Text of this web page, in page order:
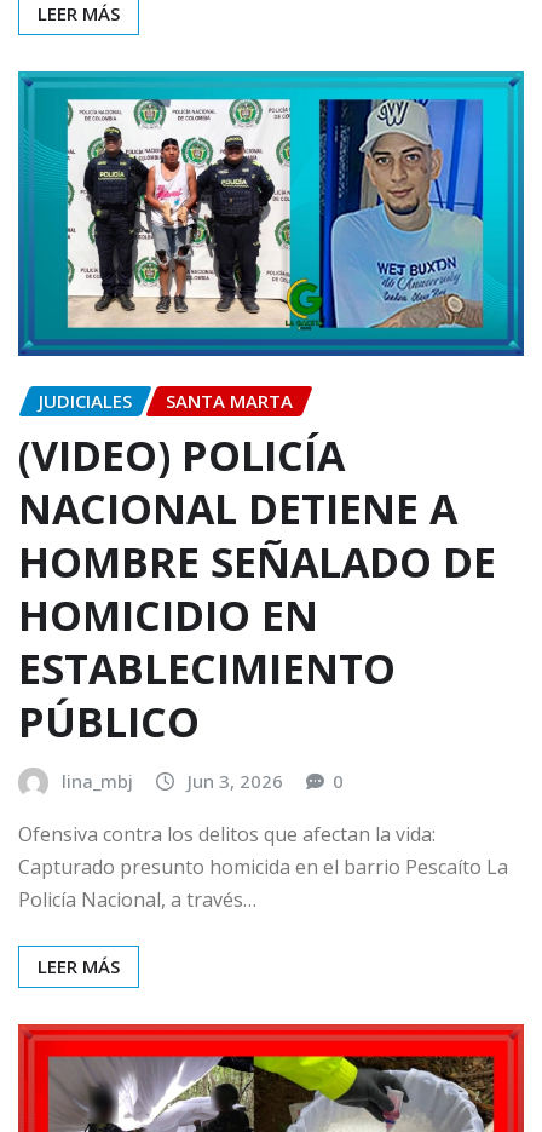
LEER MÁS
JUDICIALES SANTA MARTA
(VIDEO) POLICÍA
NACIONAL DETIENE A
HOMBRE SEÑALADO DE
HOMICIDIO EN
ESTABLECIMIENTO
PÚBLICO
lina_mbj Jun 3, 2026 0
Ofensiva contra los delitos que afectan la vida:
Capturado presunto homicida en el barrio Pescaíto La
Policía Nacional, a través…
LEER MÁS